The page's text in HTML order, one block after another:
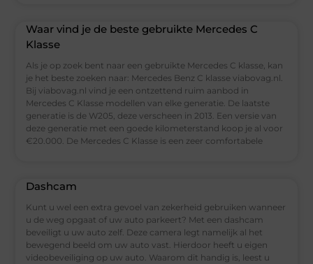
Waar vind je de beste gebruikte Mercedes C
Klasse
Als je op zoek bent naar een gebruikte Mercedes C klasse, kan
je het beste zoeken naar: Mercedes Benz C klasse viabovag.nl.
Bij viabovag.nl vind je een ontzettend ruim aanbod in
Mercedes C Klasse modellen van elke generatie. De laatste
generatie is de W205, deze verscheen in 2013. Een versie van
deze generatie met een goede kilometerstand koop je al voor
€20.000. De Mercedes C Klasse is een zeer comfortabele
Dashcam
Kunt u wel een extra gevoel van zekerheid gebruiken wanneer
u de weg opgaat of uw auto parkeert? Met een dashcam
beveiligt u uw auto zelf. Deze camera legt namelijk al het
bewegend beeld om uw auto vast. Hierdoor heeft u eigen
videobeveiliging op uw auto. Waarom dit handig is, leest u